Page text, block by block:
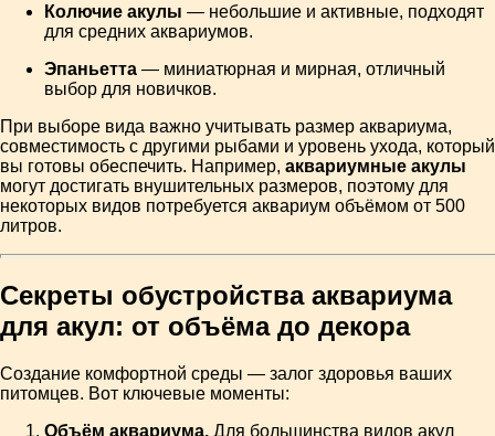
Колючие акулы — небольшие и активные, подходят
для средних аквариумов.
Эпаньетта — миниатюрная и мирная, отличный
выбор для новичков.
При выборе вида важно учитывать размер аквариума,
совместимость с другими рыбами и уровень ухода, который
вы готовы обеспечить. Например, аквариумные акулы
могут достигать внушительных размеров, поэтому для
некоторых видов потребуется аквариум объёмом от 500
литров.
Секреты обустройства аквариума
для акул: от объёма до декора
Создание комфортной среды — залог здоровья ваших
питомцев. Вот ключевые моменты:
Объём аквариума. Для большинства видов акул